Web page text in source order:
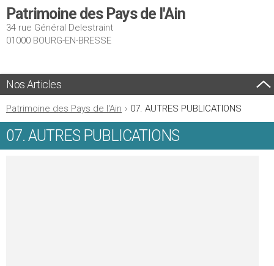
Patrimoine des Pays de l'Ain
34 rue Général Delestraint
01000 BOURG-EN-BRESSE
Nos Articles
Patrimoine des Pays de l'Ain › 07. AUTRES PUBLICATIONS
07. AUTRES PUBLICATIONS